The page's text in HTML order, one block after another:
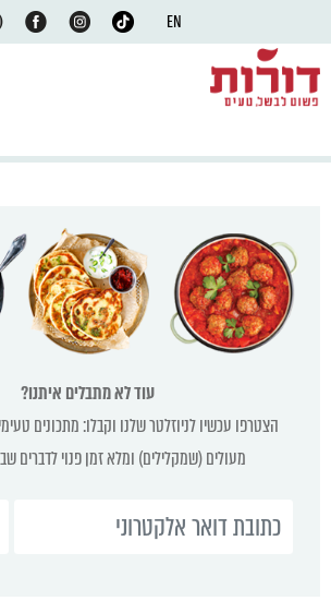
EN
עוד לא מתבלים איתנו?
הצטרפו עכשיו לניוזלטר שלנו וקבלו: מתכונים
מעולים (שמקלילים) ומלא זמן פנוי לדברים